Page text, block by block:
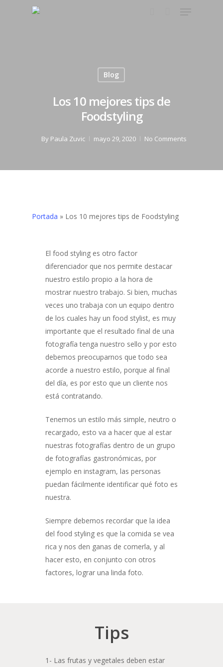
Blog
Los 10 mejores tips de
Foodstyling
By Paula Zuvic mayo 29, 2020 No Comments
Portada » Los 10 mejores tips de Foodstyling
El food styling es otro factor
diferenciador que nos permite destacar
nuestro estilo propio a la hora de
mostrar nuestro trabajo. Si bien, muchas
veces uno trabaja con un equipo dentro
de los cuales hay un food stylist, es muy
importante que el resultado final de una
fotografía tenga nuestro sello y por esto
debemos preocuparnos que todo sea
acorde a nuestro estilo, porque al final
del día, es por esto que un cliente nos
está contratando.
Tenemos un estilo más simple, neutro o
recargado, esto va a hacer que al estar
nuestras fotografías dentro de un grupo
de fotografías gastronómicas, por
ejemplo en instagram, las personas
puedan fácilmente identificar qué foto es
nuestra.
Siempre debemos recordar que la idea
del food styling es que la comida se vea
rica y nos den ganas de comerla, y al
hacer esto, en conjunto con otros
factores, lograr una linda foto.
Tips
1- Las frutas y vegetales deben estar